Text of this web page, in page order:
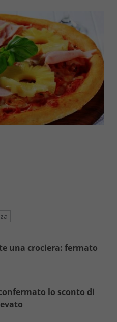
una crociera: fermato
lo sconto di